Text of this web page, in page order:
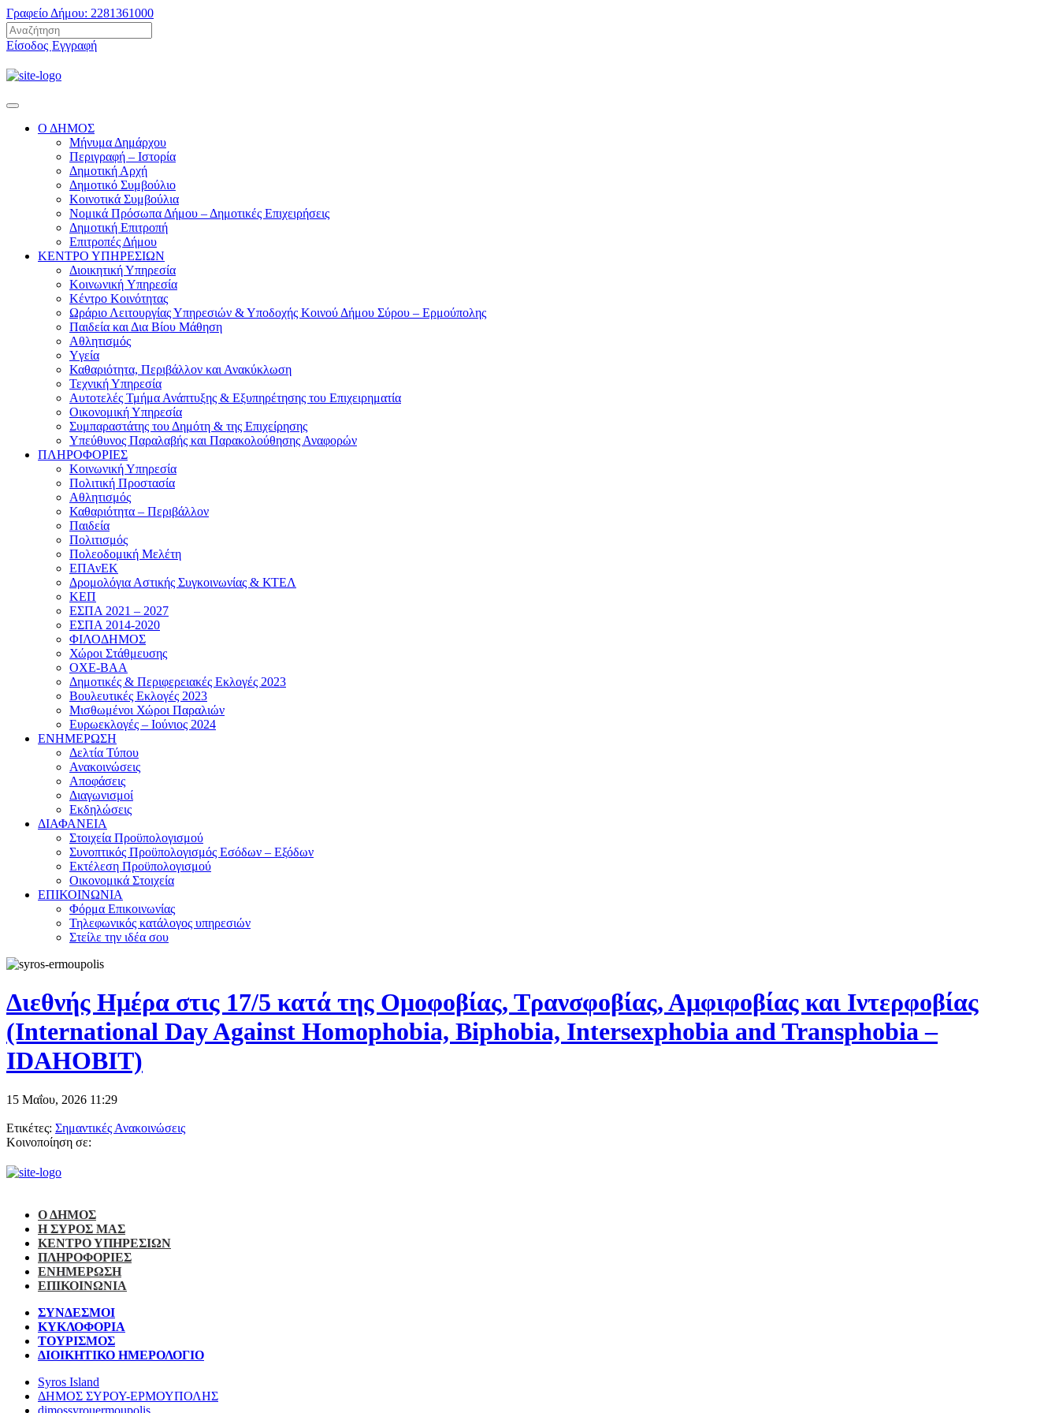
Γραφείο Δήμου: 2281361000
Είσοδος Εγγραφή
Ο ΔΗΜΟΣ
Μήνυμα Δημάρχου
Περιγραφή – Ιστορία
Δημοτική Αρχή
Δημοτικό Συμβούλιο
Κοινοτικά Συμβούλια
Νομικά Πρόσωπα Δήμου – Δημοτικές Επιχειρήσεις
Δημοτική Επιτροπή
Επιτροπές Δήμου
ΚΕΝΤΡΟ ΥΠΗΡΕΣΙΩΝ
Διοικητική Υπηρεσία
Κοινωνική Yπηρεσία
Κέντρο Κοινότητας
Ωράριο Λειτουργίας Υπηρεσιών & Υποδοχής Κοινού Δήμου Σύρου – Ερμούπολης
Παιδεία και Δια Βίου Μάθηση
Αθλητισμός
Yγεία
Καθαριότητα, Περιβάλλον και Ανακύκλωση
Τεχνική Υπηρεσία
Αυτοτελές Τμήμα Ανάπτυξης & Εξυπηρέτησης του Επιχειρηματία
Οικονομική Υπηρεσία
Συμπαραστάτης του Δημότη & της Επιχείρησης
Υπεύθυνος Παραλαβής και Παρακολούθησης Αναφορών
ΠΛΗΡΟΦΟΡΙΕΣ
Κοινωνική Υπηρεσία
Πολιτική Προστασία
Αθλητισμός
Καθαριότητα – Περιβάλλον
Παιδεία
Πολιτισμός
Πολεοδομική Μελέτη
ΕΠΑνΕΚ
Δρομολόγια Αστικής Συγκοινωνίας & ΚΤΕΛ
ΚΕΠ
ΕΣΠΑ 2021 – 2027
ΕΣΠΑ 2014-2020
ΦΙΛΟΔΗΜΟΣ
Χώροι Στάθμευσης
ΟΧΕ-ΒΑΑ
Δημοτικές & Περιφερειακές Εκλογές 2023
Βουλευτικές Εκλογές 2023
Μισθωμένοι Χώροι Παραλιών
Ευρωεκλογές – Ιούνιος 2024
ΕΝΗΜΕΡΩΣΗ
Δελτία Τύπου
Ανακοινώσεις
Αποφάσεις
Διαγωνισμοί
Εκδηλώσεις
ΔΙΑΦΑΝΕΙΑ
Στοιχεία Προϋπολογισμού
Συνοπτικός Προϋπολογισμός Εσόδων – Εξόδων
Εκτέλεση Προϋπολογισμού
Οικονομικά Στοιχεία
ΕΠΙΚΟΙΝΩΝΙΑ
Φόρμα Επικοινωνίας
Τηλεφωνικός κατάλογος υπηρεσιών
Στείλε την ιδέα σου
Διεθνής Ημέρα στις 17/5 κατά της Ομοφοβίας, Τρανσφοβίας, Αμφιφοβίας και Ιντερφοβίας
(International Day Against Homophobia, Biphobia, Intersexphobia and Transphobia –
IDAHOBIT)
15 Μαΐου, 2026 11:29
Ετικέτες: Σημαντικές Ανακοινώσεις
Κοινοποίηση σε:
Ο ΔΗΜΟΣ
Η ΣΥΡΟΣ ΜΑΣ
ΚΕΝΤΡΟ ΥΠΗΡΕΣΙΩΝ
ΠΛΗΡΟΦΟΡΙΕΣ
ΕΝΗΜΕΡΩΣΗ
ΕΠΙΚΟΙΝΩΝΙΑ
ΣΥΝΔΕΣΜΟΙ
ΚΥΚΛΟΦΟΡΙΑ
ΤΟΥΡΙΣΜΟΣ
ΔΙΟΙΚΗΤΙΚΟ ΗΜΕΡΟΛΟΓΙΟ
Syros Island
ΔΗΜΟΣ ΣΥΡΟΥ-ΕΡΜΟΥΠΟΛΗΣ
dimossyrouermoupolis